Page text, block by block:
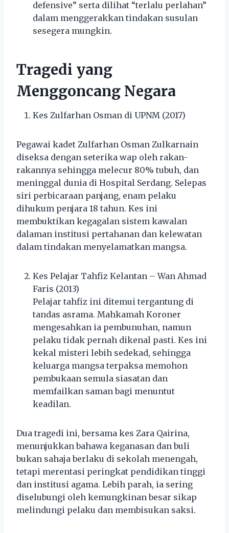
defensive” serta dilihat “terlalu perlahan”
dalam menggerakkan tindakan susulan
sesegera mungkin.
Tragedi yang
Menggoncang Negara
Kes Zulfarhan Osman di UPNM (2017)
Pegawai kadet Zulfarhan Osman Zulkarnain
diseksa dengan seterika wap oleh rakan-
rakannya sehingga melecur 80% tubuh, dan
meninggal dunia di Hospital Serdang. Selepas
siri perbicaraan panjang, enam pelaku
dihukum penjara 18 tahun. Kes ini
membuktikan kegagalan sistem kawalan
dalaman institusi pertahanan dan kelewatan
dalam tindakan menyelamatkan mangsa.
Kes Pelajar Tahfiz Kelantan – Wan Ahmad
Faris (2013)
Pelajar tahfiz ini ditemui tergantung di
tandas asrama. Mahkamah Koroner
mengesahkan ia pembunuhan, namun
pelaku tidak pernah dikenal pasti. Kes ini
kekal misteri lebih sedekad, sehingga
keluarga mangsa terpaksa memohon
pembukaan semula siasatan dan
memfailkan saman bagi menuntut
keadilan.
Dua tragedi ini, bersama kes Zara Qairina,
menunjukkan bahawa keganasan dan buli
bukan sahaja berlaku di sekolah menengah,
tetapi merentasi peringkat pendidikan tinggi
dan institusi agama. Lebih parah, ia sering
diselubungi oleh kemungkinan besar sikap
melindungi pelaku dan membisukan saksi.